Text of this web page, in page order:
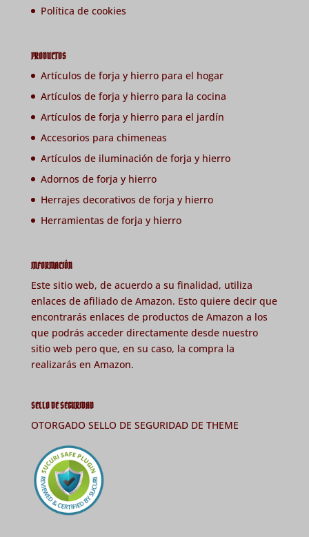
Política de cookies
PRODUCTOS
Artículos de forja y hierro para el hogar
Artículos de forja y hierro para la cocina
Artículos de forja y hierro para el jardín
Accesorios para chimeneas
Artículos de iluminación de forja y hierro
Adornos de forja y hierro
Herrajes decorativos de forja y hierro
Herramientas de forja y hierro
INFORMACIÓN
Este sitio web, de acuerdo a su finalidad, utiliza
enlaces de afiliado de Amazon. Esto quiere decir que
encontrarás enlaces de productos de Amazon a los
que podrás acceder directamente desde nuestro
sitio web pero que, en su caso, la compra la
realizarás en Amazon.
SELLO DE SEGURIDAD
OTORGADO SELLO DE SEGURIDAD DE THEME